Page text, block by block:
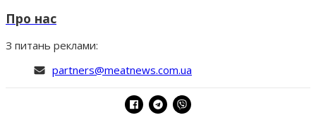
Про нас
З питань реклами:
partners@meatnews.com.ua